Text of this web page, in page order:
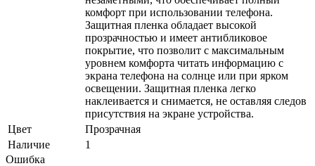
комфорт при использовании телефона.
Защитная пленка обладает высокой
прозрачностью и имеет антибликовое
покрытие, что позволит с максимальным
уровнем комфорта читать информацию с
экрана телефона на солнце или при ярком
освещении. Защитная пленка легко
наклеивается и снимается, не оставляя следов
присутствия на экране устройства.
Цвет
Прозрачная
Наличие
1
Ошибка